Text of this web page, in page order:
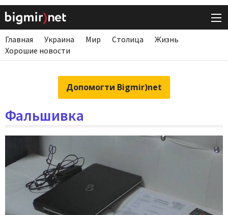
Главная Украина Мир Столица
Жизнь
Хорошие новости
Допомогти Bigmir)net
Фальшивка